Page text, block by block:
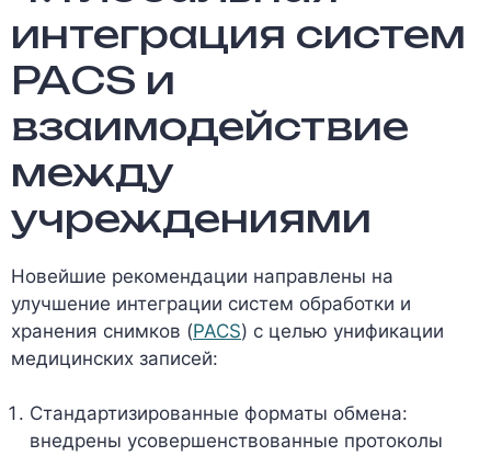
интеграция систем
PACS и
взаимодействие
между
учреждениями
Новейшие рекомендации направлены на
улучшение интеграции систем обработки и
хранения снимков (PACS) с целью унификации
медицинских записей:
Стандартизированные форматы обмена:
внедрены усовершенствованные протоколы